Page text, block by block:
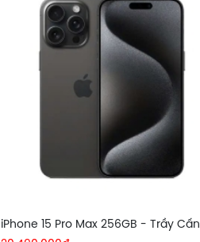
iPhone 15 Pro Max 256GB - Trầy Cấn